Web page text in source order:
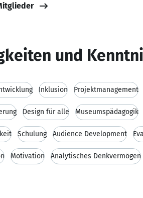
und
Inklusion Projektmanagement
Design für alle Museumspädagogik
Schulung Audience Development
Motivation Analytisches Denkvermögen